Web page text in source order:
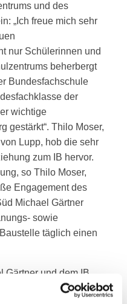
und des
„Ich freue mich sehr
nur Schülerinnen und
beherbergt
Bundesfachschule
der
wichtige
gestärkt“. Thilo Moser,
Lupp, hob die sehr
zum IB hervor.
so Thilo Moser,
Engagement des
Michael Gärtner
sowie
täglich einen
Gärtner und dem IB
überreicht und